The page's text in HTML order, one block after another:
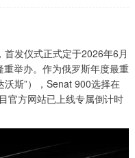
发仪式正式定于2026年6月
举办。作为俄罗斯年度最重
斯”），Senat 900选择在
官方网站已上线专属倒计时